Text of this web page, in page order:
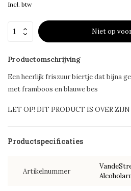
Incl. btw
Niet op
Productomschrijving
Een heerlijk friszuur biertje dat bijna
met framboos en blauwe bes
LET OP! DIT PRODUCT IS OVER
Productspecificaties
Artikelnummer